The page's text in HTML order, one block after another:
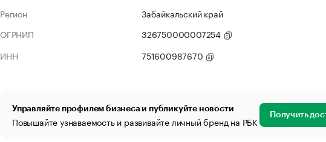
Регион
Забайкальский край
ОГРНИП
326750000007254
ИНН
751600987670
Управляйте профилем бизнеса и публикуйте новости
Повышайте узнаваемость и развивайте личный бренд на РБК Получить